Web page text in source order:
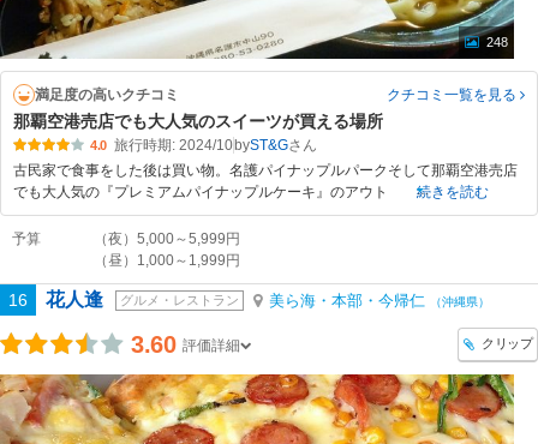
248
満足度の高いクチコミ クチコミ一覧を見る
那覇空港売店でも大人気のスイーツが買える場所
4.0 旅行時期: 2024/10byST&G
古民家で食事をした後は買い物。名護パイナップルパークそして那覇空港売店
でも大人気の『プレミアムパイナップルケーキ』のアウト
続きを読む
予算
（夜）5,000～5,999円
（昼）1,000～1,999円
16 花人逢 グルメ・レストラン 美ら海・本部・今帰仁 （沖縄県）
3.60 評価詳細 クリップ